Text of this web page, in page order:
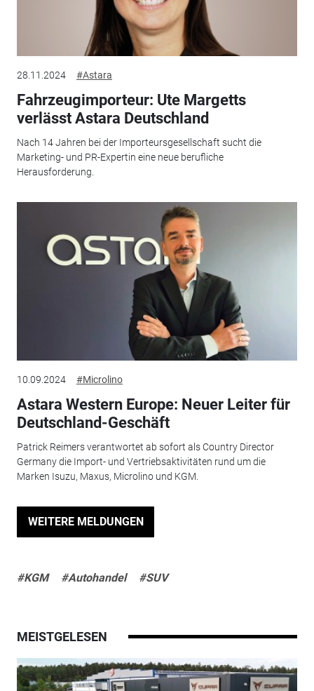
28.11.2024 #Astara
Fahrzeugimporteur: Ute Margetts
verlässt Astara Deutschland
Nach 14 Jahren bei der Importeursgesellschaft sucht die
Marketing- und PR-Expertin eine neue berufliche
Herausforderung.
10.09.2024 #Microlino
Astara Western Europe: Neuer Leiter für
Deutschland-Geschäft
Patrick Reimers verantwortet ab sofort als Country Director
Germany die Import- und Vertriebsaktivitäten rund um die
Marken Isuzu, Maxus, Microlino und KGM.
WEITERE MELDUNGEN
#KGM #Autohandel #SUV
MEISTGELESEN